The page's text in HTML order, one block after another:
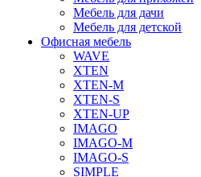
Мебель для дачи
Мебель для детской
Офисная мебель
WAVE
XTEN
XTEN-M
XTEN-S
XTEN-UP
IMAGO
IMAGO-M
IMAGO-S
SIMPLE